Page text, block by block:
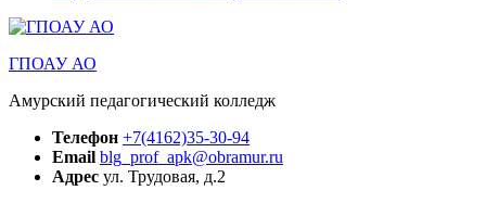
ГПОАУ АО
Амурский педагогический колледж
Телефон +7(4162)35-30-94
Email blg_prof_apk@obramur.ru
Адрес ул. Трудовая, д.2